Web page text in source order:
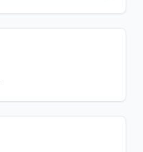
2026-
06-01
2026-
07-10